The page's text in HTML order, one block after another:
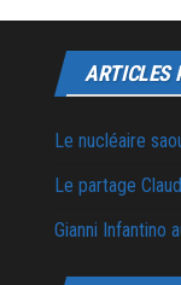
ARTICLES
Le nucléaire
Le partage
Gianni Infantino